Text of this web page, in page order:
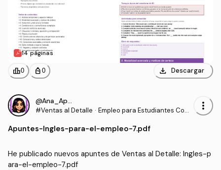
14 páginas
leaderboard0 personal_bag 0 download Descargar
@Ana_Apuntes
#Ventas al Detalle · Empleo para Estudiantes Com
more_vert
Apuntes-Ingles-para-el-empleo-7.pdf
He publicado nuevos apuntes de Ventas al Detalle: Ingles-p
ara-el-empleo-7.pdf